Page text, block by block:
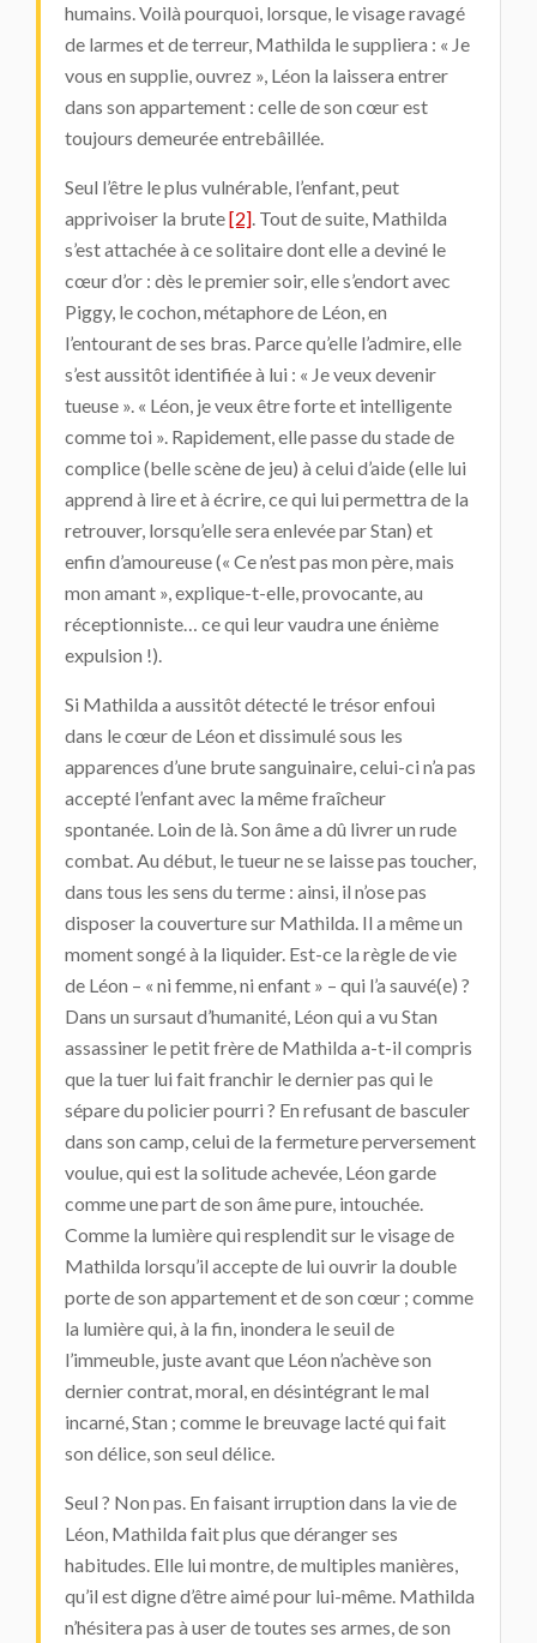
humains. Voilà pourquoi, lorsque, le visage ravagé
de larmes et de terreur, Mathilda le suppliera : « Je
vous en supplie, ouvrez », Léon la laissera entrer
dans son appartement : celle de son cœur est
toujours demeurée entrebâillée.
Seul l’être le plus vulnérable, l’enfant, peut
apprivoiser la brute[2]. Tout de suite, Mathilda
s’est attachée à ce solitaire dont elle a deviné le
cœur d’or : dès le premier soir, elle s’endort avec
Piggy, le cochon, métaphore de Léon, en
l’entourant de ses bras. Parce qu’elle l’admire, elle
s’est aussitôt identifiée à lui : « Je veux devenir
tueuse ». « Léon, je veux être forte et intelligente
comme toi ». Rapidement, elle passe du stade de
complice (belle scène de jeu) à celui d’aide (elle lui
apprend à lire et à écrire, ce qui lui permettra de la
retrouver, lorsqu’elle sera enlevée par Stan) et
enfin d’amoureuse (« Ce n’est pas mon père, mais
mon amant », explique-t-elle, provocante, au
réceptionniste… ce qui leur vaudra une énième
expulsion !).
Si Mathilda a aussitôt détecté le trésor enfoui
dans le cœur de Léon et dissimulé sous les
apparences d’une brute sanguinaire, celui-ci n’a pas
accepté l’enfant avec la même fraîcheur
spontanée. Loin de là. Son âme a dû livrer un rude
combat. Au début, le tueur ne se laisse pas toucher,
dans tous les sens du terme : ainsi, il n’ose pas
disposer la couverture sur Mathilda. Il a même un
moment songé à la liquider. Est-ce la règle de vie
de Léon – « ni femme, ni enfant » – qui l’a sauvé(e) ?
Dans un sursaut d’humanité, Léon qui a vu Stan
assassiner le petit frère de Mathilda a-t-il compris
que la tuer lui fait franchir le dernier pas qui le
sépare du policier pourri ? En refusant de basculer
dans son camp, celui de la fermeture perversement
voulue, qui est la solitude achevée, Léon garde
comme une part de son âme pure, intouchée.
Comme la lumière qui resplendit sur le visage de
Mathilda lorsqu’il accepte de lui ouvrir la double
porte de son appartement et de son cœur ; comme
la lumière qui, à la fin, inondera le seuil de
l’immeuble, juste avant que Léon n’achève son
dernier contrat, moral, en désintégrant le mal
incarné, Stan ; comme le breuvage lacté qui fait
son délice, son seul délice.
Seul ? Non pas. En faisant irruption dans la vie de
Léon, Mathilda fait plus que déranger ses
habitudes. Elle lui montre, de multiples manières,
qu’il est digne d’être aimé pour lui-même. Mathilda
n’hésitera pas à user de toutes ses armes, de son